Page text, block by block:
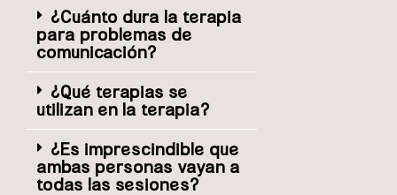
¿Cuánto dura la terapia
para problemas de
comunicación?
¿Qué terapias se
utilizan en la terapia?
¿Es imprescindible que
ambas personas vayan a
todas las sesiones?